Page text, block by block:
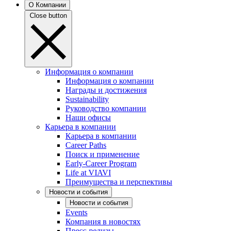
О Компании
Close button
Информация о компании
Информация о компании
Награды и достижения
Sustainability
Руководство компании
Наши офисы
Карьера в компании
Карьера в компании
Career Paths
Поиск и применение
Early-Career Program
Life at VIAVI
Преимущества и перспективы
Новости и события
Новости и события
Events
Компания в новостях